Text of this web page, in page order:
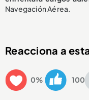
Navegación Aérea.
Reacciona a
0% 100